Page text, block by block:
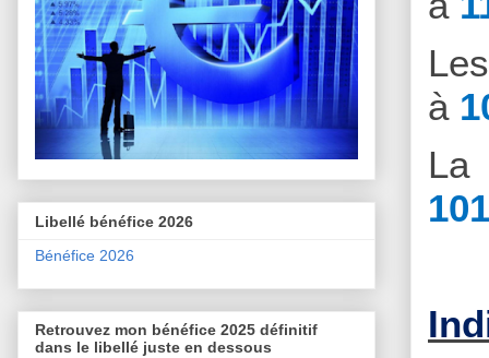
à
La
Libellé bénéfice 2026
Bénéfice 2026
Retrouvez mon bénéfice 2025 définitif
dans le libellé juste en dessous